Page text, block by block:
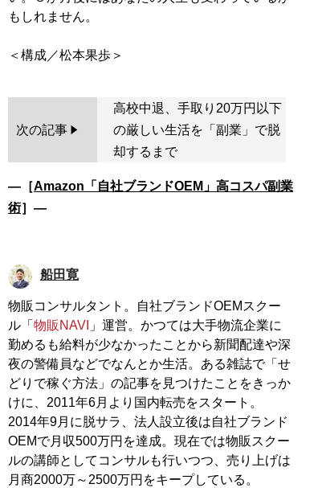
もしれません。
次の記事
高校中退、手取り20万円以下
の厳しい生活を「副業」で脱
却するまで
―［Amazon「自社ブランドOEM」高コスパ副業
術］―
船田寛
物販コンサルタント。自社ブランドOEMスクー
ル「 物販NAVI 」運営。かつては大手物流企業に
勤めるも給料が少なかったことから新聞配達や深
夜の警備員などでなんとか生活。ある雑誌で「せ
どりで稼ぐ方法」の記事を見つけたことをきっか
けに、2011年6月より国内転売をスタート。
2014年9月に脱サラ、法人設立後は自社ブランド
OEMで月収500万円を達成。現在では物販スクー
ルの講師としてコンサルも行いつつ、売り上げは
月商2000万～2500万円をキープしている。